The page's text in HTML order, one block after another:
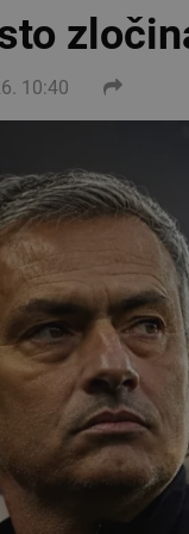
10:40